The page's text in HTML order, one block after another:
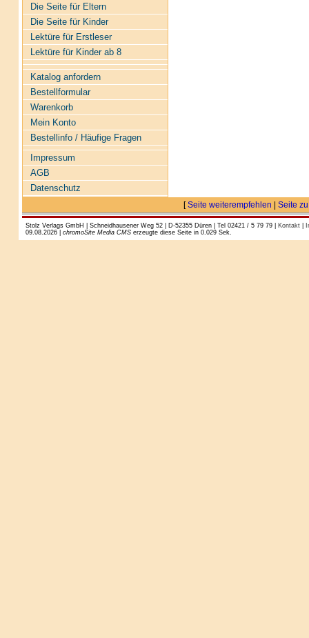
Die Seite für Eltern
Die Seite für Kinder
Lektüre für Erstleser
Lektüre für Kinder ab 8
Katalog anfordern
Bestellformular
Warenkorb
Mein Konto
Bestellinfo / Häufige Fragen
Impressum
AGB
Datenschutz
[Seite weiterempfehlen Seite
Stolz Verlags GmbH | Schneidhausener Weg 52 | D-52355 Düren | Tel 02421 / 5 79 79 | Kontakt|
09.08.2026 | chromoSite Media CMSerzeugte diese Seite in 0.029 Sek.